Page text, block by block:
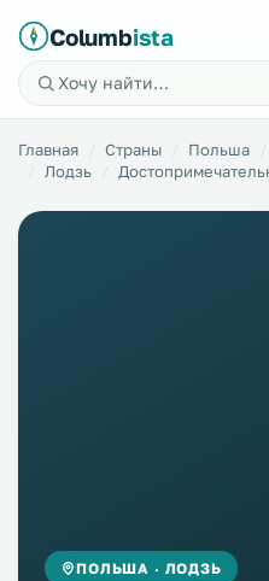
Columbista
Главная Страны Польша
Лодзь
ПОЛЬША · ЛОДЗЬ